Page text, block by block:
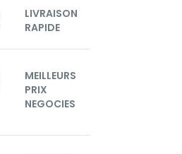
LIVRAISON
RAPIDE
MEILLEURS
PRIX
NEGOCIES